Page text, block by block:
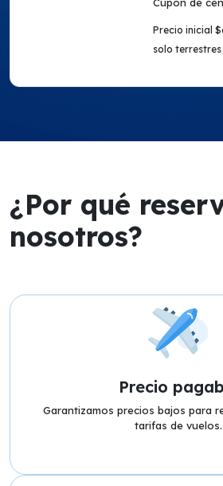
Precio inicial
solo terrestres
¿Por qué
nosotros?
Precio
Garantizamos precios bajos para
tarifas de vuelos.